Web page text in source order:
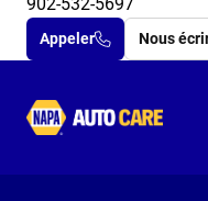
Appeler Nous